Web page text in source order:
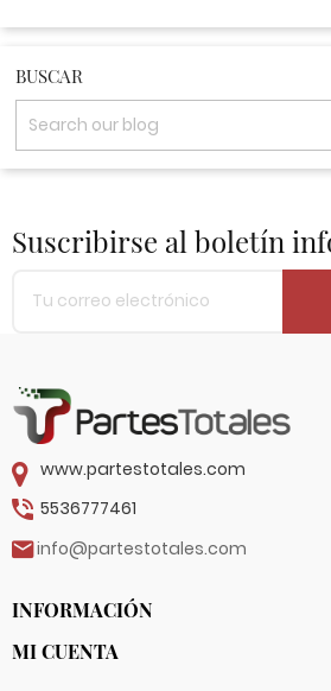
BUSCAR
Suscribirse al boletín
www.partestotales.com
5536777461
info@partestotales.com
INFORMACIÓN
MI CUENTA